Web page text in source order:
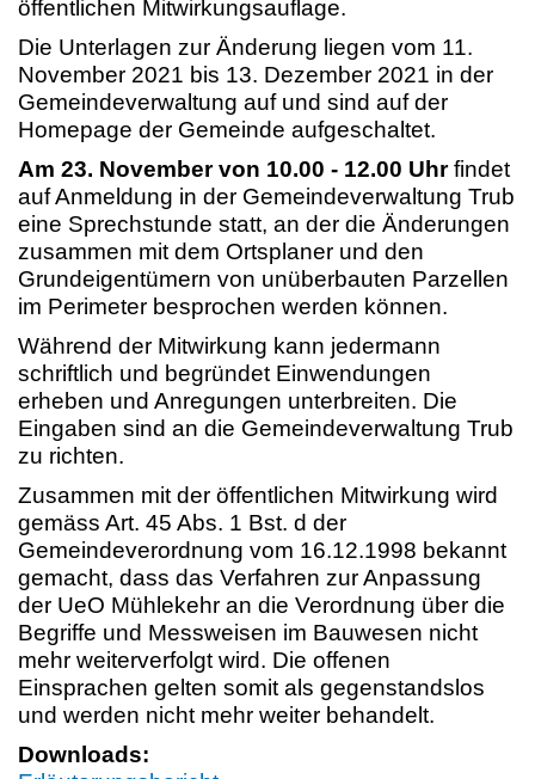
öffentlichen Mitwirkungsauflage.
Die Unterlagen zur Änderung liegen vom 11.
November 2021 bis 13. Dezember 2021 in der
Gemeindeverwaltung auf und sind auf der
Homepage der Gemeinde aufgeschaltet.
Am 23. November von 10.00 - 12.00 Uhrfindet
auf Anmeldung in der Gemeindeverwaltung Trub
eine Sprechstunde statt, an der die Änderungen
zusammen mit dem Ortsplaner und den
Grundeigentümern von unüberbauten Parzellen
im Perimeter besprochen werden können.
Während der Mitwirkung kann jedermann
schriftlich und begründet Einwendungen
erheben und Anregungen unterbreiten. Die
Eingaben sind an die Gemeindeverwaltung Trub
zu richten.
Zusammen mit der öffentlichen Mitwirkung wird
gemäss Art. 45 Abs. 1 Bst. d der
Gemeindeverordnung vom 16.12.1998 bekannt
gemacht, dass das Verfahren zur Anpassung
der UeO Mühlekehr an die Verordnung über die
Begriffe und Messweisen im Bauwesen nicht
mehr weiterverfolgt wird. Die offenen
Einsprachen gelten somit als gegenstandslos
und werden nicht mehr weiter behandelt.
Downloads: